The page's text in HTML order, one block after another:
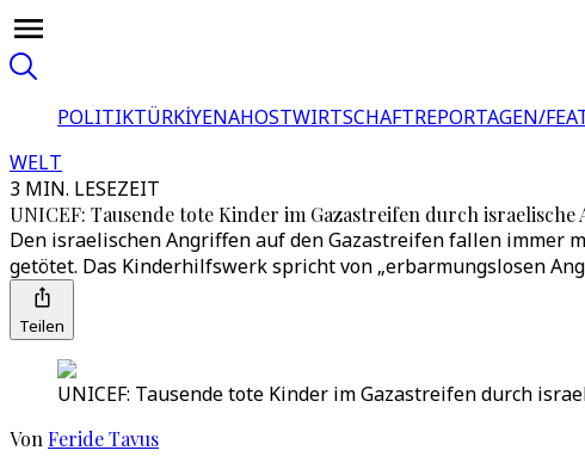
POLITIKTÜRKİYENAHOSTWIRTSCHAFTREPORTAGEN/
WELT
3 MIN. LESEZEIT
UNICEF: Tausende tote Kinder im Gazastreifen durch israelische
Den israelischen Angriffen auf den Gazastreifen fallen immer
getötet. Das Kinderhilfswerk spricht von „erbarmungslosen
Teilen
UNICEF: Tausende tote Kinder im Gazastreifen durch
Von Feride Tavus